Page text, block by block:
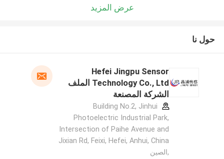
عرض المزيد
حول نا
Hefei Jingpu Sensor
Technology Co., Ltd الملف
الشركة المصنعة
Building No.2, Jinhui
Photoelectric Industrial Park,
Intersection of Paihe Avenue and
Jixian Rd, Feixi, Hefei, Anhui, China
,الصين